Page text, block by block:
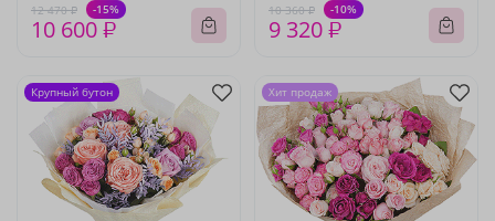
12 470 ₽ -15%
10 600 ₽
10 360 ₽ -10%
9 320 ₽
Крупный бутон Хит продаж